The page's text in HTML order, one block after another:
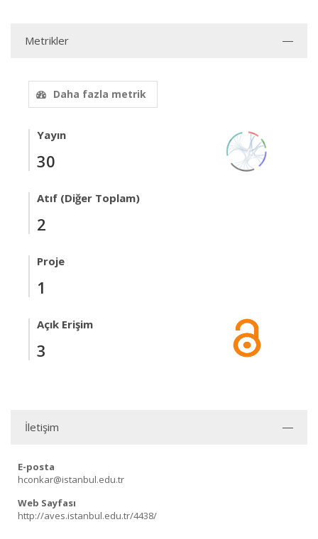
Metrikler
Daha fazla metrik
Yayın
30
Atıf (Diğer Toplam)
2
Proje
1
Açık Erişim
3
İletişim
E-posta
hconkar@istanbul.edu.tr
Web Sayfası
http://aves.istanbul.edu.tr/4438/